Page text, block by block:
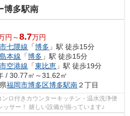
博多駅南
円～8.7万円
七隈線 「博多 」駅 徒歩15分
本線 「博多 」駅 徒歩15分
空港線 「東比恵 」駅 徒歩19分
/ 30.77㎡～31.62㎡
福岡市博多区博多駅南２丁目
ロ付きカウンターキッチン・温水洗浄便
サー！ 嬉しい設備が揃っています♪